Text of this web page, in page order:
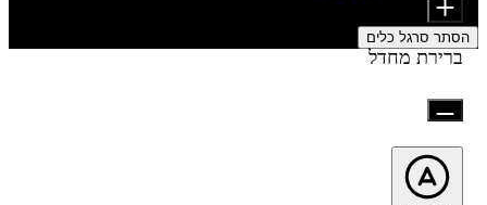
הסתר סרגל כלים
ברירת מחדל